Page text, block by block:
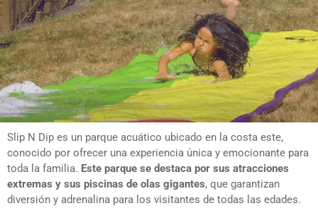
Slip N Dip es un parque acuático ubicado en la costa este,
conocido por ofrecer una experiencia única y emocionante para
toda la familia. Este parque se destaca por sus atracciones
extremas y sus piscinas de olas gigantes, que garantizan
diversión y adrenalina para los visitantes de todas las edades.